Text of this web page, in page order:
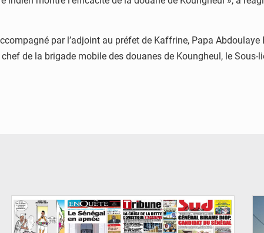
par l’adjoint au préfet de Kaffrine, Papa
de la brigade mobile des douanes de Koungheul, le